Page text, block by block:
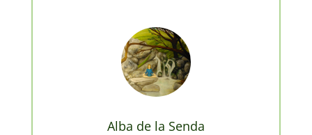
Alba de la Senda